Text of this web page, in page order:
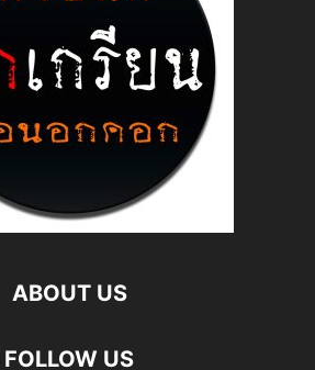
ABOUT US
FOLLOW US